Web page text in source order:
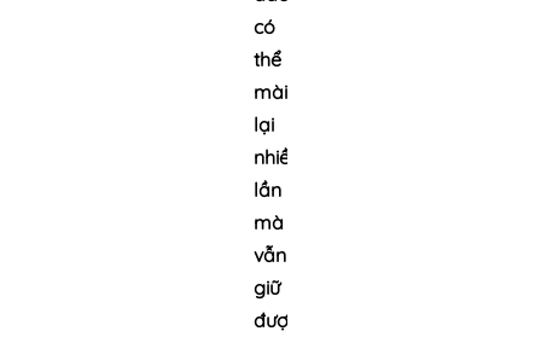
có
thể
mài
lại
nhiều
lần
mà
vẫn
giữ
được